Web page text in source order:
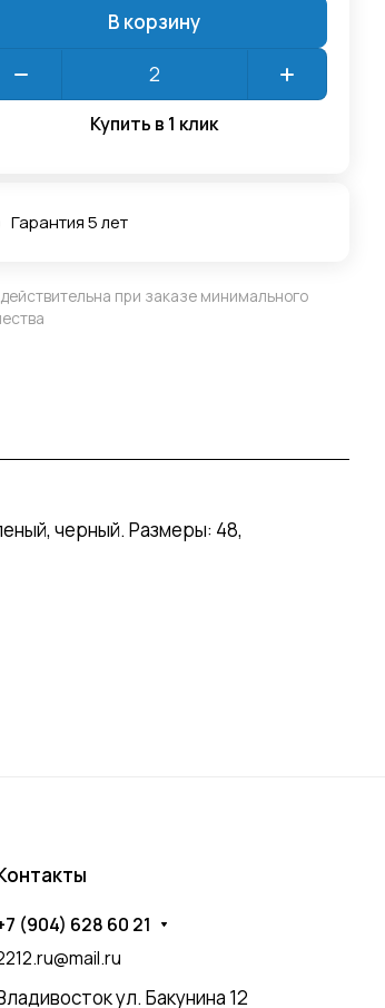
В корзину
Купить в 1 клик
Гарантия 5 лет
при заказе минимального
черный. Размеры: 48,
(904) 628 60 21
ул. Бакунина 12